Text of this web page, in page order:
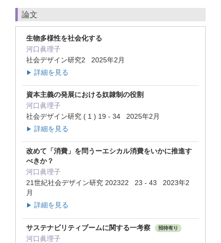
論文
生物多様性を社会化する
河口眞理子
社会デザイン研究2 2025年2月
▶ 詳細を見る
資本主義の発展における奴隷制の役割
河口眞理子
社会デザイン研究 ( 1 ) 19 - 34 2025年2月
▶ 詳細を見る
改めて「消費」を問うーエシカル消費をいかに推進す
べきか？
河口眞理子
21世紀社会デザイン研究 202322 23 - 43 2023年2
月
▶ 詳細を見る
サステナビリティブームに関する一考察 招待有り
河口眞理子